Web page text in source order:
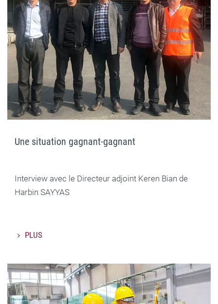
Une situation gagnant-gagnant
Interview avec le Directeur adjoint Keren Bian de
Harbin SAYYAS
PLUS